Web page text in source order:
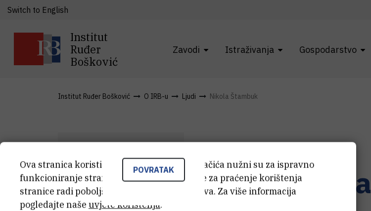
Institut
Ruđer
Bošković
Zavodi Istraživanja Gospodarstvo
Switch to English
Institut Ruđer Bošković O IRB-u Ljudi Nikola Štambuk
dr. sc.Nikola
POVRATAK
Ova stranica koristi kolačiće. Neki od tih kolačića nužni su za ispravno
funkcioniranje stranice, dok se drugi koriste za praćenje korištenja
stranice radi poboljšanja korisničkog iskustva. Za više informacija
pogledajte naše uvjete korištenja.